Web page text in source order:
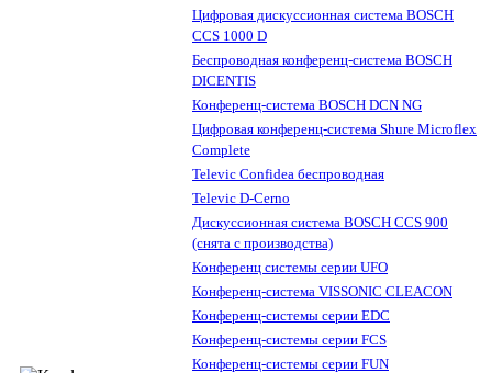
Цифровая дискуссионная система BOSCH
CCS 1000 D
Беспроводная конференц-система BOSCH
DICENTIS
Конференц-система BOSCH DCN NG
Цифровая конференц-система Shure Microflex
Complete
Televic Confidea беспроводная
Televic D-Cerno
Дискуссионная система BOSCH CCS 900
(снята с производства)
Конференц системы серии UFO
Конференц-система VISSONIC CLEACON
Конференц-системы серии EDC
Конференц-системы серии FCS
Конференц-системы серии FUN